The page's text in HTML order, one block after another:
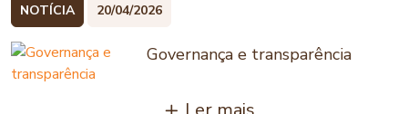
NOTÍCIA 20/04/2026
Governança e transparência